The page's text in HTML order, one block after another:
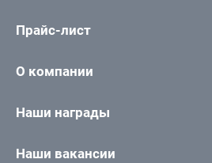
Прайс-лист
О компании
Наши награды
Наши вакансии